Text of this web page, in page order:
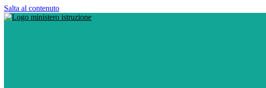
Salta al contenuto